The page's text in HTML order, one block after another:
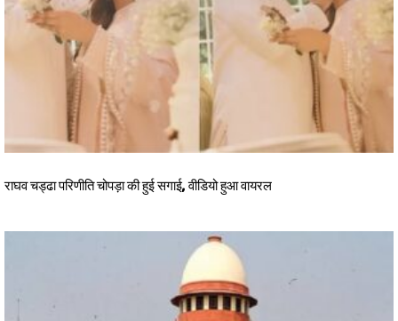
राघव चड्ढा परिणीति चोपड़ा की हुई सगाई, वीडियो हुआ वायरल